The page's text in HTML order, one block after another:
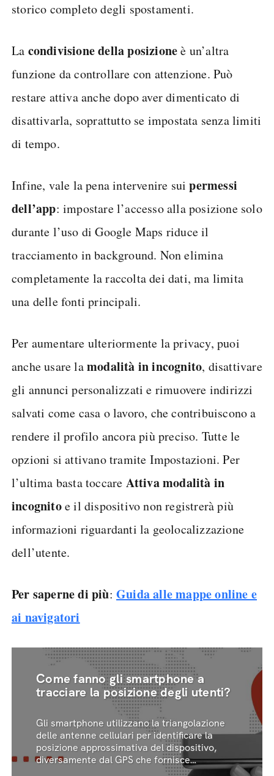
storico completo degli spostamenti.
La condivisione della posizioneè un’altra
funzione da controllare con attenzione. Può
restare attiva anche dopo aver dimenticato di
disattivarla, soprattutto se impostata senza limiti
di tempo.
Infine, vale la pena intervenire suipermessi
dell’app: impostare l’accesso alla posizione solo
durante l’uso di Google Maps riduce il
tracciamento in background. Non elimina
completamente la raccolta dei dati, ma limita
una delle fonti principali.
Per aumentare ulteriormente la privacy, puoi
anche usare lamodalità in incognito, disattivare
gli annunci personalizzati e rimuovere indirizzi
salvati come casa o lavoro, che contribuiscono a
rendere il profilo ancora più preciso. Tutte le
opzioni si attivano tramite Impostazioni. Per
l’ultima basta toccare Attiva modalità in
incognitoe il dispositivo non registrerà più
informazioni riguardanti la geolocalizzazione
dell’utente.
Per saperne di più:Guida alle mappe online e
ai navigatori
Come fanno gli smartphone a
tracciare la posizione degli utenti?
Gli smartphone utilizzano la triangolazione
delle antenne cellulari per identificare la
posizione approssimativa del dispositivo,
diversamente dal GPS che fornisce